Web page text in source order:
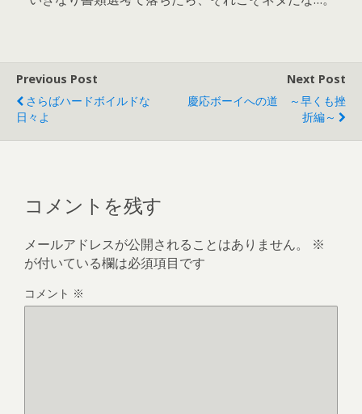
Previous Post
さらばハードボイルドな
日々よ
Next Post
慶応ボーイへの道 ～早くも挫
折編～
コメントを残す
メールアドレスが公開されることはありません。
※
が付いている欄は必須項目です
コメント ※